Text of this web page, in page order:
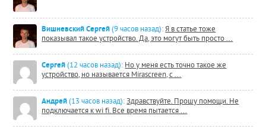
Вишневский Сергей (9 часов назад): Я в статье тоже
показывал такое устройство. Да, это могут быть просто ...
Сергей (12 часов назад): Но у меня есть точно такое же
устройство, но называется Mirascreen, с ...
Андрей (13 часов назад): Здравствуйте. Прошу помощи. Не
подключается к wi fi. Все время пытается ...